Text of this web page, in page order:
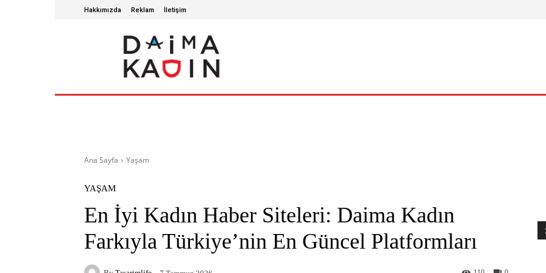
Hakkımızda Reklam İletişim
Ana Sayfa Yaşam
YAŞAM
En İyi Kadın Haber Siteleri: Daima Kadın
Farkıyla Türkiye’nin En Güncel Platformları